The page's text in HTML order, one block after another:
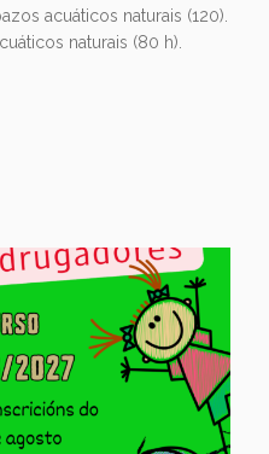
acuáticos naturais (120).
naturais (80 h).